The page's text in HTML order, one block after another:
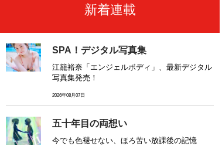
新着連載
SPA！デジタル写真集
江籠裕奈「エンジェルボディ」、最新デジタル
写真集発売！
2026年08月07日
五十年目の両想い
今でも色褪せない、ほろ苦い放課後の記憶